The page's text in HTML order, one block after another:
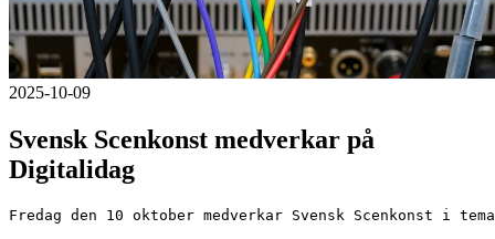
2025-10-09
Svensk Scenkonst medverkar på
Digitalidag
Fredag den 10 oktober medverkar Svensk Scenkonst i